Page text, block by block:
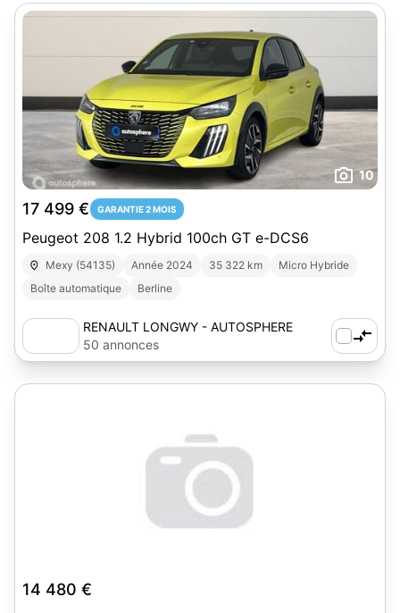
10
17 499 € GARANTIE 2 MOIS
Peugeot 208 1.2 Hybrid 100ch GT e-DCS6
Mexy (54135) Année 2024 35 322 km
Micro Hybride
Boîte automatique
Berline
RENAULT LONGWY - AUTOSPHERE
50 annonces
14 480 €